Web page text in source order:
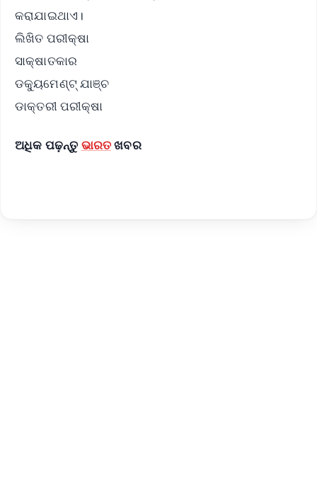
କରାଯାଇଥାଏ।
ଲିଖିତ ପରୀକ୍ଷା
ସାକ୍ଷାତକାର
ଡକ୍ୟୁମେଣ୍ଟ୍ ଯାଞ୍ଚ
ଡାକ୍ତରୀ ପରୀକ୍ଷା
ଅଧିକ ପଢ଼ନ୍ତୁ ଭାରତଖବର